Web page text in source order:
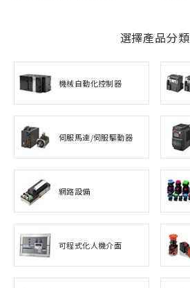
選擇產品分類
機械自動化控制器
伺服馬達/伺服驅動器
網路設備
可程式化人機介面